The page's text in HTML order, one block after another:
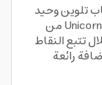
تلوين وحيد
القرن من نقطة إلى نقطة Unicorn Coloring Book من
تتبع النقاط
رائعة